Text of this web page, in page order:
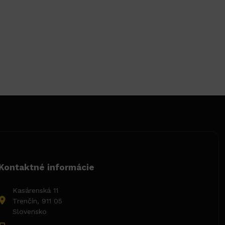
informácie
Kasárenská 11
Trenčín, 911 05
Slovensko